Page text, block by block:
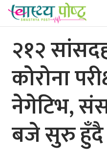
२१२
कोरोना
नेगेटिभ,
बजे सुरु हुँदै